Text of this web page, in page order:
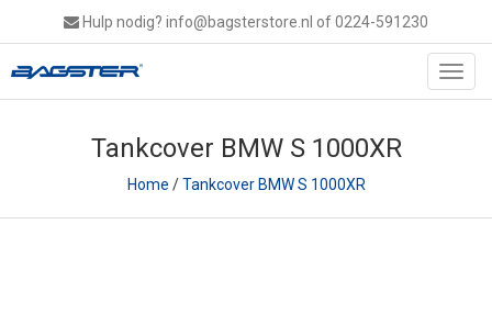
Hulp nodig? info@bagsterstore.nl of 0224-591230
Tankcover BMW S 1000XR
Home /Tankcover BMW S 1000XR